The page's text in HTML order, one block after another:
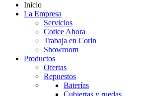
Inicio
La Empresa
Servicios
Cotice Ahora
Trabaja en Corin
Showroom
Productos
Ofertas
Repuestos
Baterías
Cubiertas y ruedas